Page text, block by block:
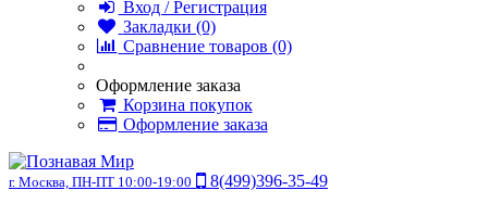
Вход / Регистрация
Закладки (0)
Сравнение товаров (0)
Оформление заказа
Корзина покупок
Оформление заказа
г. Москва, ПН-ПТ 10:00-19:00
8(499)396-35-49